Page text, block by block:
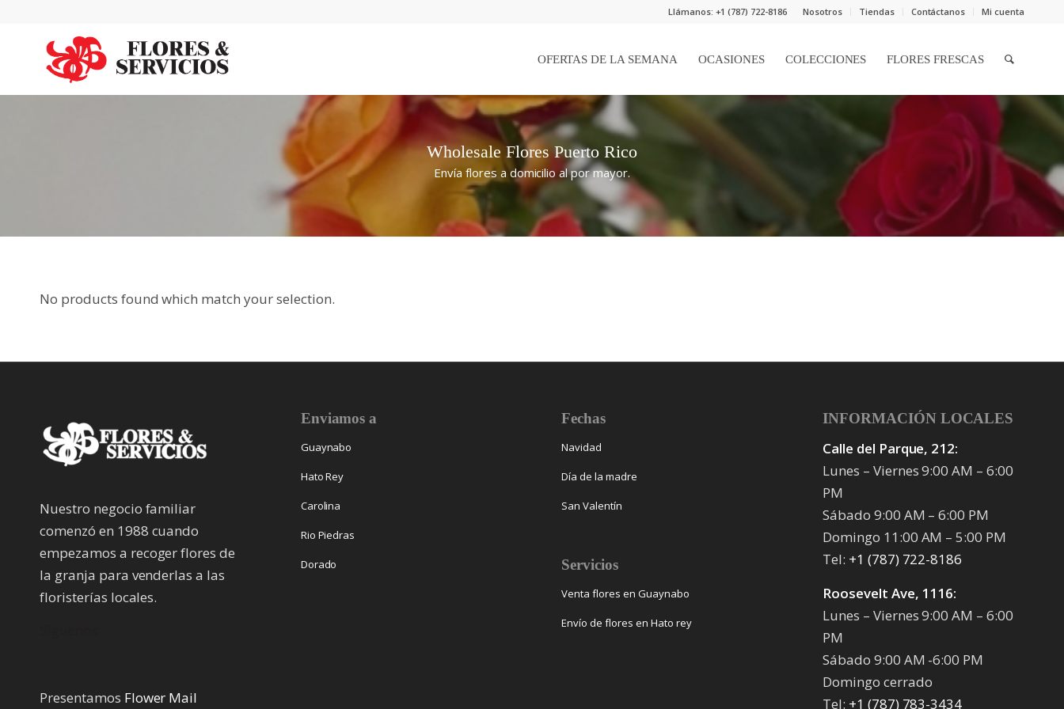
Nosotros Tiendas Contáctanos Mi cuenta
Llámanos: +1 (787) 722-8186
OFERTAS DE LA SEMANA OCASIONES COLECCIONES FLORES FRESCAS
Wholesale Flores Puerto Rico
Envía flores a domicilio al por mayor.
No products found which match your selection.
Nuestro negocio familiar
comenzó en 1988 cuando
empezamos a recoger flores de
la granja para venderlas a las
floristerías locales.
Presentamos Flower Mail
Enviamos a
Guaynabo
Hato Rey
Carolina
Rio Piedras
Dorado
Fechas
Navidad
Día de la madre
San Valentín
Servicios
Venta flores en Guaynabo
Envío de flores en Hato rey
INFORMACIÓN LOCALES
Calle del Parque, 212:
Lunes – Viernes 9:00 AM – 6:00
PM
Sábado 9:00 AM – 6:00 PM
Domingo 11:00 AM – 5:00 PM
Tel: +1 (787) 722-8186
Roosevelt Ave, 1116:
Lunes – Viernes 9:00 AM – 6:00
PM
Sábado 9:00 AM -6:00 PM
Domingo cerrado
Tel: +1 (787) 783-3434